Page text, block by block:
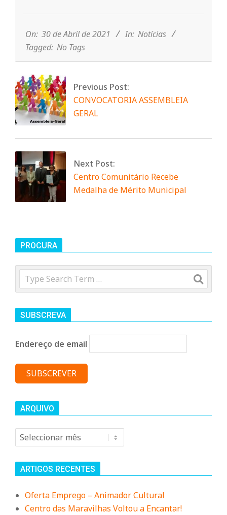
d
a
Q
u
n
t
a
d
o
C
o
n
d
e
30
On: 30 de Abril de 2021 In: Notícias
Tagged: No Tags
Previous Post:
CONVOCATORIA ASSEMBLEIA
GERAL
Next Post:
Centro Comunitário Recebe
Medalha de Mérito Municipal
PROCURA
Search
SUBSCREVA
Endereço de email
ARQUIVO
Arquivo
ARTIGOS RECENTES
Oferta Emprego – Animador Cultural
Centro das Maravilhas Voltou a Encantar!